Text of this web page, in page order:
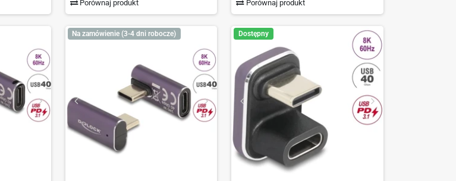
Porównaj produkt Porównaj produkt
Na zamówienie (3-4 dni robocze) Dostępny